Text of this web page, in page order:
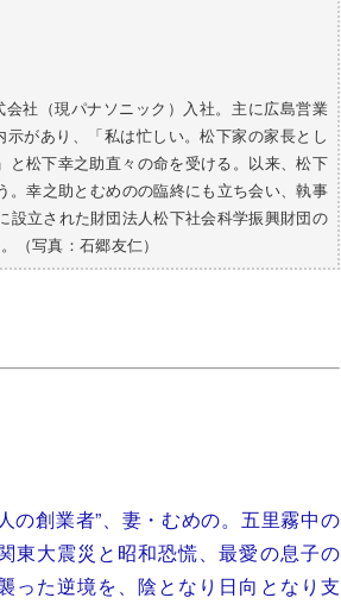
社（現パナソニック）入社。主に広島営業
があり、「私は忙しい。松下家の家長とし
松下幸之助直々の命を受ける。以来、松下
幸之助とむめのの臨終にも立ち会い、執事
設立された財団法人松下社会科学振興財団の
（写真：石郷友仁）
の創業者”、妻・むめの。五里霧中の
東大震災と昭和恐慌、最愛の息子の
た逆境を、陰となり日向となり支